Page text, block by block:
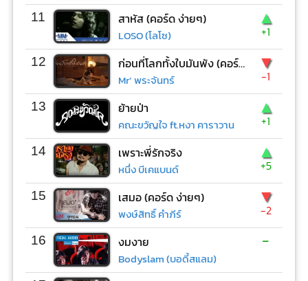
11 สาหัส (คอร์ด ง่ายๆ)
LOSO (โลโซ)
▲
+1
12 ก่อนที่โลกทั้งใบมันพัง (คอร์ด ง่ายๆ)
Mr’ พระจันทร์
▼
-1
13 ย้ายป่า
คณะขวัญใจ ft.หงา คาราวาน
▲
+1
14 เพราะพี่รักจริง
หนึ่ง บีเคแบนด์
▲
+5
15 เสมอ (คอร์ด ง่ายๆ)
พงษ์สิทธิ์ คำภีร์
▼
-2
16 งมงาย
Bodyslam (บอดี้สแลม)
-